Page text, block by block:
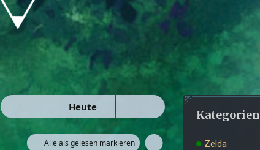
Heute
Alle als gelesen markieren
Kategorien
Zelda